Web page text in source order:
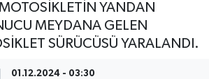
YANDAN
MEYDANA GELEN
SÜRÜCÜSÜ YARALANDI.
01.12.2024 - 03:30